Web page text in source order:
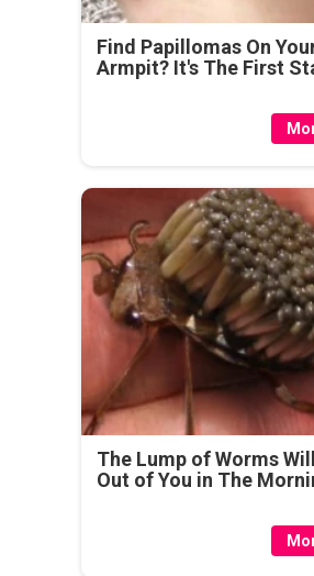
Find Papillomas On
Armpit? It's The First
The Lump of Worms
Out of You in The